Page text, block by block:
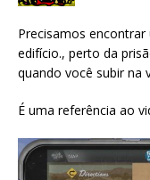
Precisamos
edifício., perto da
quando você subir na
É uma referência ao